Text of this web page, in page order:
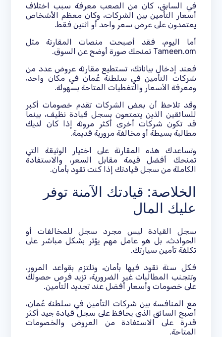
في السابق، كان من الصعب معرفة سبب اختلاف
أسعار التأمين بين الشركات، وكان معظم الأشخاص
يعتمدون على عرض سعر واحد أو اثنين فقط.
أما اليوم، فقد أصبحت منصات المقارنة مثل
Tameen.om تمنحك صورة أوضح عن السوق.
فعند إدخال بياناتك، تستطيع مقارنة عروض عدد من
شركات التأمين في سلطنة عُمان في مكان واحد،
ومعرفة الأسعار والتغطيات المتاحة بسهولة.
وقد تلاحظ أن بعض الشركات تقدم خصومات أكبر
للسائقين الذين يتمتعون بسجل قيادة نظيف، بينما
قد تكون شركات أخرى أكثر مرونة إذا كان لديك
مطالبة بسيطة أو مخالفة مرورية قديمة.
وتساعدك هذه المقارنة على اختيار الوثيقة التي
تمنحك أفضل قيمة مقابل السعر، والاستفادة
الكاملة من سجل قيادتك إذا كنت تقود بأمان.
الخلاصة: قيادتك الآمنة توفر
عليك المال
سجل القيادة ليس مجرد سجل للمخالفات أو
الحوادث، بل هو عامل مهم يؤثر بشكل مباشر على
تكلفة تأمين سيارتك.
فكل سنة تقود فيها بأمان، وتلتزم بقواعد المرور،
وتتجنب المطالبات غير الضرورية، تزيد فرص حصولك
على خصومات وأسعار أفضل عند تجديد التأمين.
مع المنافسة بين شركات التأمين في سلطنة عُمان،
أصبح السائق الذي يحافظ على سجل قيادة جيد أكثر
قدرة على الاستفادة من العروض والخصومات
المتاحة.